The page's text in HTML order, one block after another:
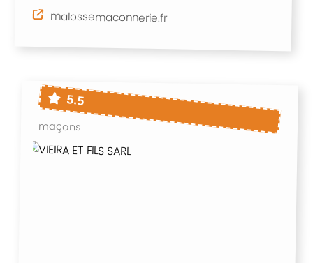
malossemaconnerie.fr
5.5
maçons